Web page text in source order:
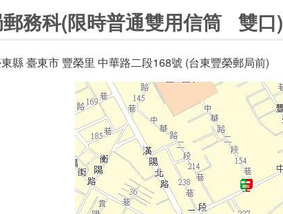
務科(限時普通雙用信筒 雙口)
縣 臺東市 豐榮里 中華路二段168號 (台東豐榮郵局前)